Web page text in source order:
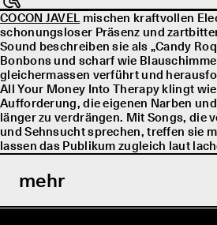
COCON JAVELmischen kraftvollen
schonungsloser Präsenz und
Sound beschreiben sie als „Candy
Bonbons und scharf wie
gleichermassen verführt und
All Your Money Into Therapy klingt
Aufforderung, die eigenen Narben
länger zu verdrängen. Mit Songs, die
und Sehnsucht sprechen, treffen sie
lassen das Publikum zugleich laut
mehr